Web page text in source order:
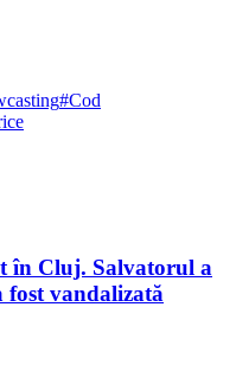
#Cod
în Cluj. Salvatorul a
fost vandalizată